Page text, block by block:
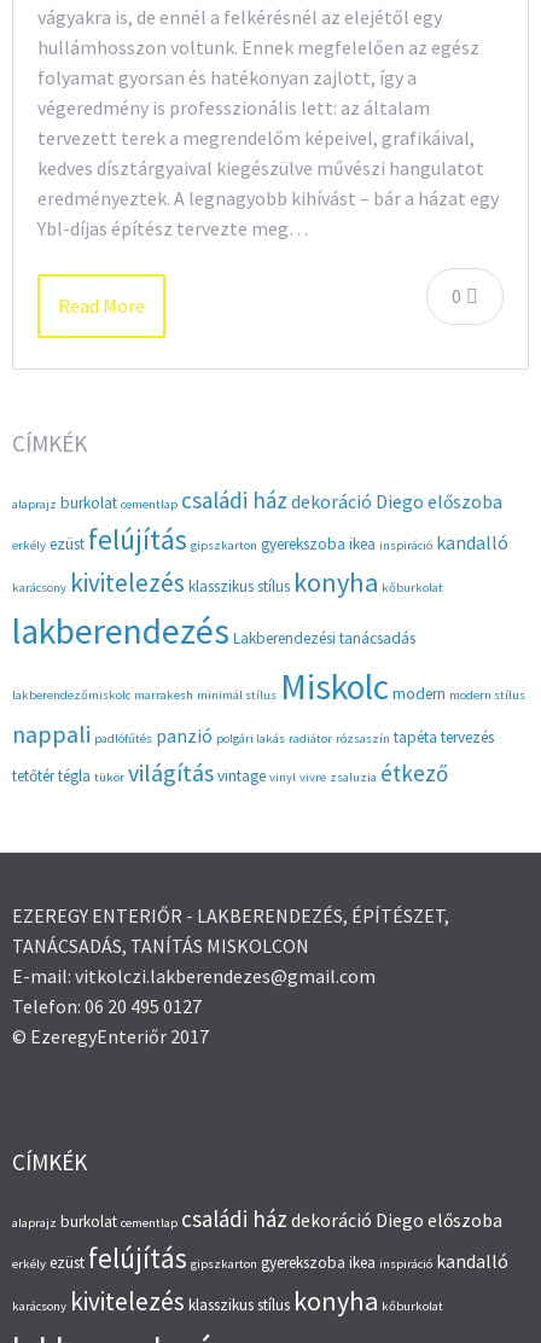
vágyakra is, de ennél a felkérésnél az elejétől egy
hullámhosszon voltunk. Ennek megfelelően az egész
folyamat gyorsan és hatékonyan zajlott, így a
végeredmény is professzionális lett: az általam
tervezett terek a megrendelőm képeivel, grafikáival,
kedves dísztárgyaival kiegészülve művészi hangulatot
eredményeztek. A legnagyobb kihívást – bár a házat egy
Ybl-díjas építész tervezte meg…
0
Read More
CÍMKÉK
alaprajz burkolat cementlap családi ház dekoráció Diego előszoba
erkély ezüst felújítás gipszkarton gyerekszoba ikea inspiráció kandalló
karácsony kivitelezés klasszikus stílus konyha kőburkolat
lakberendezés Lakberendezési tanácsadás
lakberendezőmiskolc marrakesh minimál stílus Miskolc modern modern stílus
nappali padlófűtés panzió polgári lakás radiátor rózsaszín tapéta tervezés
tetőtértégla tükör világításvintage vinyl vivre zsaluzia étkező
EZEREGY ENTERIŐR - LAKBERENDEZÉS, ÉPÍTÉSZET,
TANÁCSADÁS, TANÍTÁS MISKOLCON
E-mail: vitkolczi.lakberendezes@gmail.com
Telefon: 06 20 495 0127
© EzeregyEnteriőr 2017
CÍMKÉK
alaprajz burkolat cementlap családi ház dekoráció Diego előszoba
erkély ezüst felújítás gipszkarton gyerekszoba ikea inspiráció kandalló
karácsony kivitelezés klasszikus stílus konyha kőburkolat